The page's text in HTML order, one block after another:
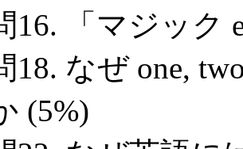
16. 「マジック
18. なぜ one,
(5%)